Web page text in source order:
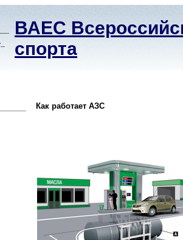
ВАЕС
спорта
Как работает АЗС